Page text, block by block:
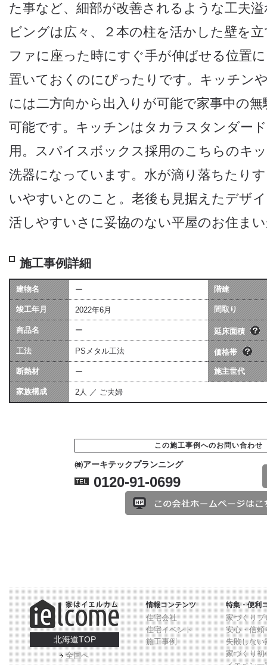
た事など、細部が改善されるような工夫
ビングは広々、２本の柱を活かした壁を
ファに座った時にすぐ手が伸ばせる位置
置いておくのにぴったりです。キッチン
には二方向から出入りが可能で家事中の
可能です。キッチンはタカラスタンダー
用。スパイスボックス採用のこちらのキ
洗器になっています。水が滴り落ちたり
いやすいとのこと。老後も見据えたデザ
活しやすいさに妥協のない平屋のお住ま
施工事例詳細
建物名 ー 階建
竣工年月 2022年6月 間取り
商品名 ー 延床面積
坪数は会社によって
異なる場合がありま
工法 PSメタル工法 価格帯
価格には、建物本体価
用（暖房工事・換気工
[照明込]・給排水工事[宅
ます。
断熱材 ー 施主世代
家族構成 2人 ／ ご夫婦
この施工事例へのお問い合わせ
㈱アーキテックプランニング
0120-91-0699
北海道TOP
全国へ
情報コンテンツ
住宅会社
住宅イベント
施工事例
特集・便利
家づくりブ
安心・信頼
失敗しない
家づくり初